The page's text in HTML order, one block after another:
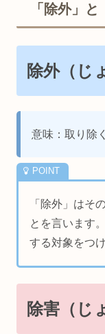
「除外」
除外（じ
意味：取り除
「除外」はそ
とを言います
する対象をつ
除害（じ